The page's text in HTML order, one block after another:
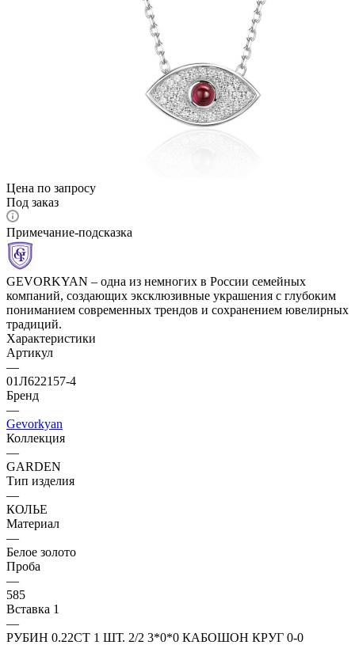
Цена по запросу
Под заказ
Примечание-подсказка
GEVORKYAN – одна из немногих в России семейных
компаний, создающих эксклюзивные украшения с глубоким
пониманием современных трендов и сохранением ювелирных
традиций.
Характеристики
Артикул
—
01Л622157-4
Бренд
—
Gevorkyan
Коллекция
—
GARDEN
Тип изделия
—
КОЛЬЕ
Материал
—
Белое золото
Проба
—
585
Вставка 1
—
РУБИН 0.22CT 1 ШТ. 2/2 3*0*0 КАБОШОН КРУГ 0-0